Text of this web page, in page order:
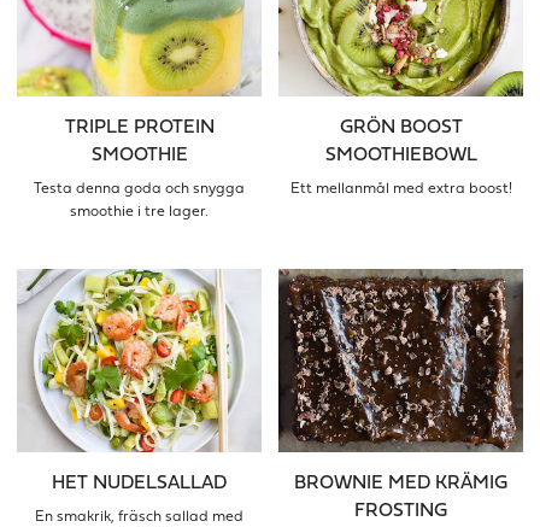
TRIPLE PROTEIN
SMOOTHIE
Testa denna goda och snygga
smoothie i tre lager.
GRÖN BOOST
SMOOTHIEBOWL
Ett mellanmål med extra boost!
HET NUDELSALLAD
En smakrik, fräsch sallad med
BROWNIE MED KRÄMIG
FROSTING